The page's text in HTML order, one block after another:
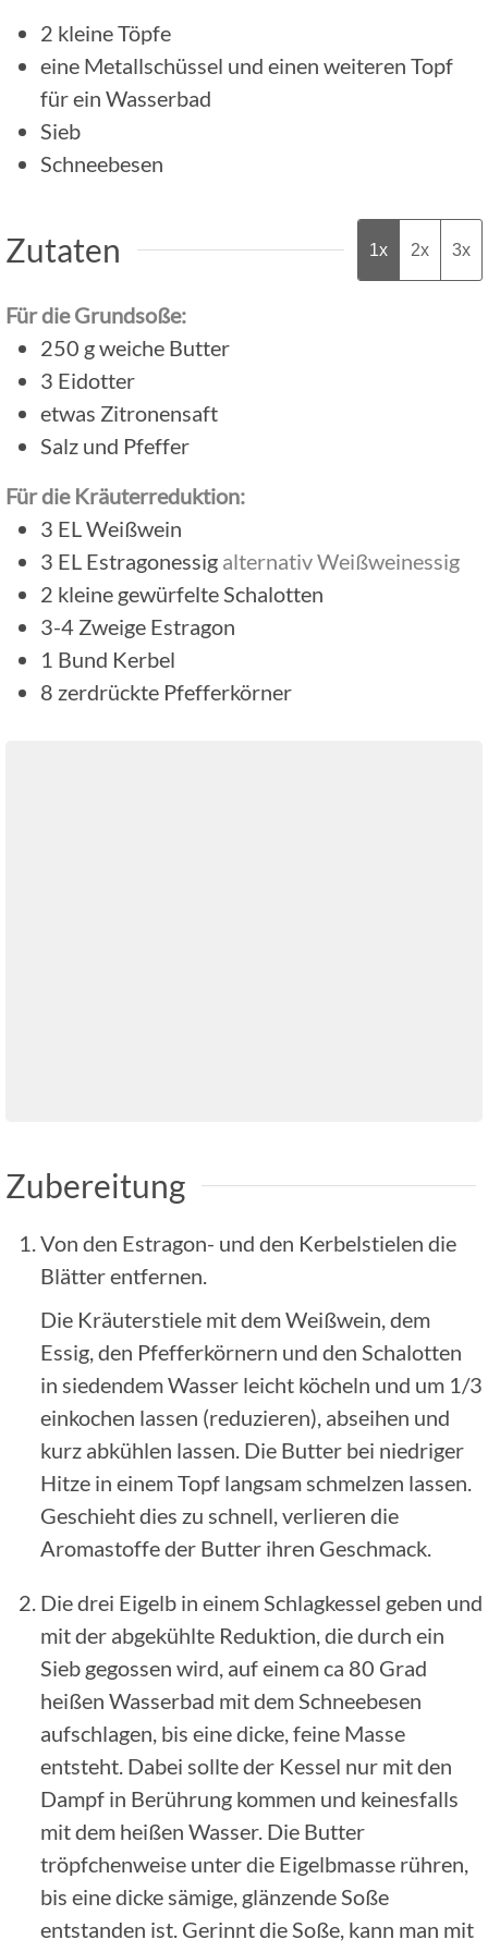
2 kleine Töpfe
eine Metallschüssel und einen weiteren Topf
für ein Wasserbad
Sieb
Schneebesen
Zutaten 1x 2x 3x
Für die Grundsoße:
250 gweiche Butter
3 Eidotter
etwas Zitronensaft
Salz und Pfeffer
Für die Kräuterreduktion:
3 EL Weißwein
3 EL Estragonessig alternativ Weißweinessig
2 kleine gewürfelte Schalotten
3-4 Zweige Estragon
1 Bund Kerbel
8 zerdrückte Pfefferkörner
Zubereitung
Von den Estragon- und den Kerbelstielen die
Blätter entfernen.
Die Kräuterstiele mit dem Weißwein, dem
Essig, den Pfefferkörnern und den Schalotten
in siedendem Wasser leicht köcheln und um 1/3
einkochen lassen (reduzieren), abseihen und
kurz abkühlen lassen. Die Butter bei niedriger
Hitze in einem Topf langsam schmelzen lassen.
Geschieht dies zu schnell, verlieren die
Aromastoffe der Butter ihren Geschmack.
Die drei Eigelb in einem Schlagkessel geben und
mit der abgekühlte Reduktion, die durch ein
Sieb gegossen wird, auf einem ca 80 Grad
heißen Wasserbad mit dem Schneebesen
aufschlagen, bis eine dicke, feine Masse
entsteht. Dabei sollte der Kessel nur mit den
Dampf in Berührung kommen und keinesfalls
mit dem heißen Wasser. Die Butter
tröpfchenweise unter die Eigelbmasse rühren,
bis eine dicke sämige, glänzende Soße
entstanden ist. Gerinnt die Soße, kann man mit